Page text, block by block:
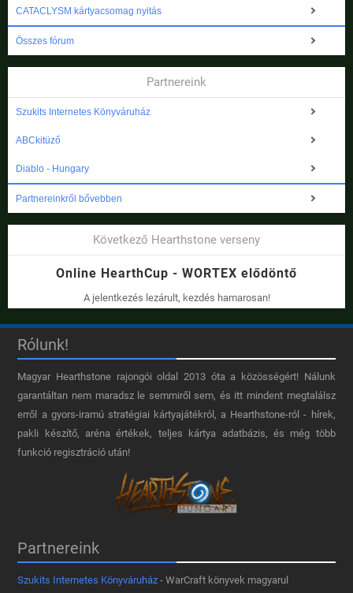
CATACLYSM kártyacsomag nyitás
Összes fórum
Partnereink
Szukits Internetes Könyváruház
ABCkitüző
Diablo - Hungary
Partnereinkről bővebben
Következő Hearthstone verseny
Online HearthCup - WORTEX elődöntő
A jelentkezés lezárult, kezdés hamarosan!
Rólunk!
Magyar Hearthstone​ rajongói oldal 2013 óta a közösségért! Nálunk
garantáltan nem maradsz le semmiről sem, és itt mindent megtalálsz
erről a gyors-iramú stratégiai kártyajátékról, a Hearthstone-ról - hírek,
pakli készítő, aréna értékek, teljes kártya adatbázis, és még több
funkció regisztráció után!
Partnereink
Szukits Internetes Könyváruház - WarCraft könyvek magyarul